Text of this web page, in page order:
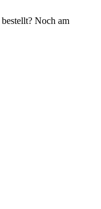
bestellt? Noch am